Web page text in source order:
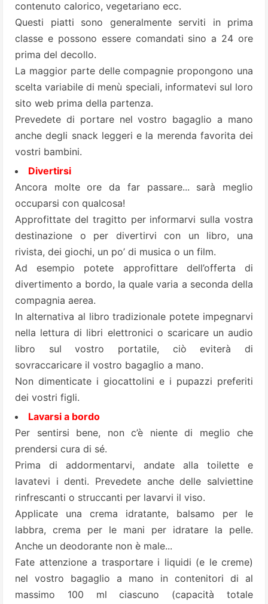
contenuto calorico, vegetariano ecc.
Questi piatti sono generalmente serviti in prima
classe e possono essere comandati sino a 24 ore
prima del decollo.
La maggior parte delle compagnie propongono una
scelta variabile di menù speciali, informatevi sul loro
sito web prima della partenza.
Prevedete di portare nel vostro bagaglio a mano
anche degli snack leggeri e la merenda favorita dei
vostri bambini.
Divertirsi
Ancora molte ore da far passare... sarà meglio
occuparsi con qualcosa!
Approfittate del tragitto per informarvi sulla vostra
destinazione o per divertirvi con un libro, una
rivista, dei giochi, un po’ di musica o un film.
Ad esempio potete approfittare dell’offerta di
divertimento a bordo, la quale varia a seconda della
compagnia aerea.
In alternativa al libro tradizionale potete impegnarvi
nella lettura di libri elettronici o scaricare un audio
libro sul vostro portatile, ciò eviterà di
sovraccaricare il vostro bagaglio a mano.
Non dimenticate i giocattolini e i pupazzi preferiti
dei vostri figli.
Lavarsi a bordo
Per sentirsi bene, non c’è niente di meglio che
prendersi cura di sé.
Prima di addormentarvi, andate alla toilette e
lavatevi i denti. Prevedete anche delle salviettine
rinfrescanti o struccanti per lavarvi il viso.
Applicate una crema idratante, balsamo per le
labbra, crema per le mani per idratare la pelle.
Anche un deodorante non è male...
Fate attenzione a trasportare i liquidi (e le creme)
nel vostro bagaglio a mano in contenitori di al
massimo 100 ml ciascuno (capacità totale